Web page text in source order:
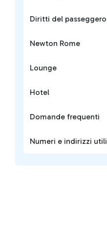
Diritti del passeggero
Newton Rome
Lounge
Hotel
Domande frequenti
Numeri e indirizzi utili